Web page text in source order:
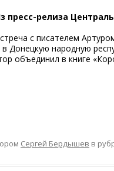
пресс-релиза
с писателем
Донецкую народную
объединил в книге
Сергей Бердышев в